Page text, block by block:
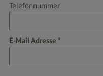
Telefonnummer
E-Mail Adresse